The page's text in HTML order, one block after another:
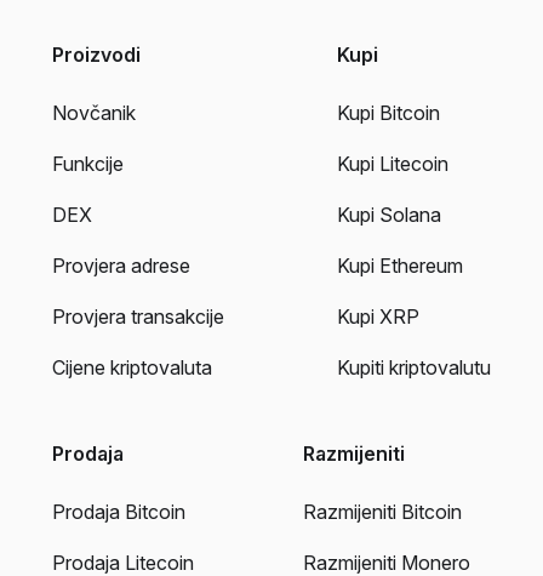
Proizvodi
Novčanik
Funkcije
DEX
Provjera adrese
Provjera transakcije
Cijene kriptovaluta
Kupi
Kupi Bitcoin
Kupi Litecoin
Kupi Solana
Kupi Ethereum
Kupi XRP
Kupiti kriptovalutu
Prodaja
Prodaja Bitcoin
Prodaja Litecoin
Razmijeniti
Razmijeniti Bitcoin
Razmijeniti Monero